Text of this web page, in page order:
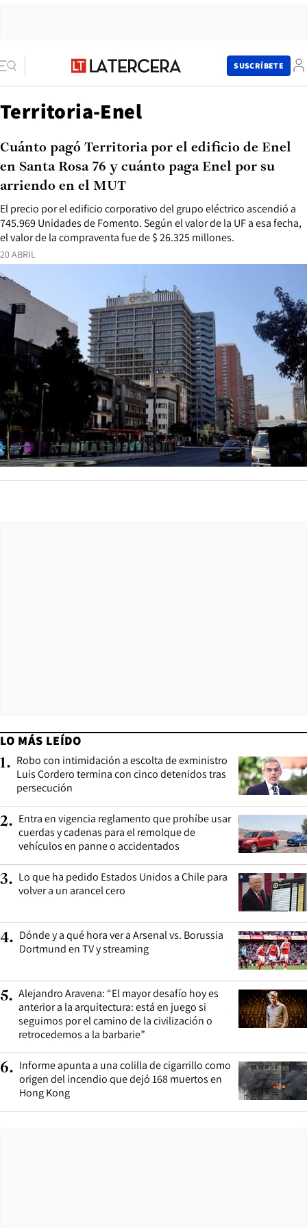
SUSCRÍBETE
Territoria-Enel
20 ABRIL
El precio por el edificio corporativo del grupo eléctrico ascendió a
745.969 Unidades de Fomento. Según el valor de la UF a esa fecha,
el valor de la compraventa fue de $ 26.325 millones.
Cuánto pagó Territoria por el edificio de Enel
en Santa Rosa 76 y cuánto paga Enel por su
arriendo en el MUT
LO MÁS LEÍDO
1. Robo con intimidación a escolta de exministro
Luis Cordero termina con cinco detenidos tras
persecución
2. Entra en vigencia reglamento que prohíbe usar
cuerdas y cadenas para el remolque de
vehículos en panne o accidentados
3. Lo que ha pedido Estados Unidos a Chile para
volver a un arancel cero
4. Dónde y a qué hora ver a Arsenal vs. Borussia
Dortmund en TV y streaming
5. Alejandro Aravena: “El mayor desafío hoy es
anterior a la arquitectura: está en juego si
seguimos por el camino de la civilización o
retrocedemos a la barbarie”
6. Informe apunta a una colilla de cigarrillo como
origen del incendio que dejó 168 muertos en
Hong Kong